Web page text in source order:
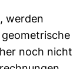
werden
noch nicht